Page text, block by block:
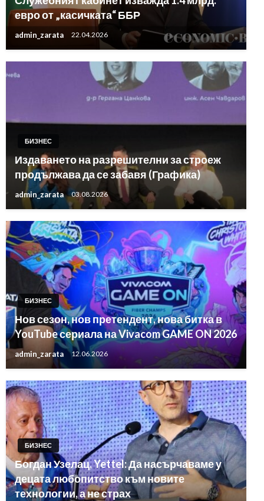
евро от „касичката“ ББР
admin_zarata 22.04.2026
БИЗНЕС
Издаването на разрешителни за строеж
продължава да се забавя (Графика)
admin_zarata 03.08.2026
БИЗНЕС
Нов сезон, нов претендент, нова битка в
YouTube сериала на Vivacom GAME ON 2026
admin_zarata 12.06.2026
БИЗНЕС
Богдан Узелац, Yettel: Да насърчаваме у
децата любопитство към новите
технологии, а не страх